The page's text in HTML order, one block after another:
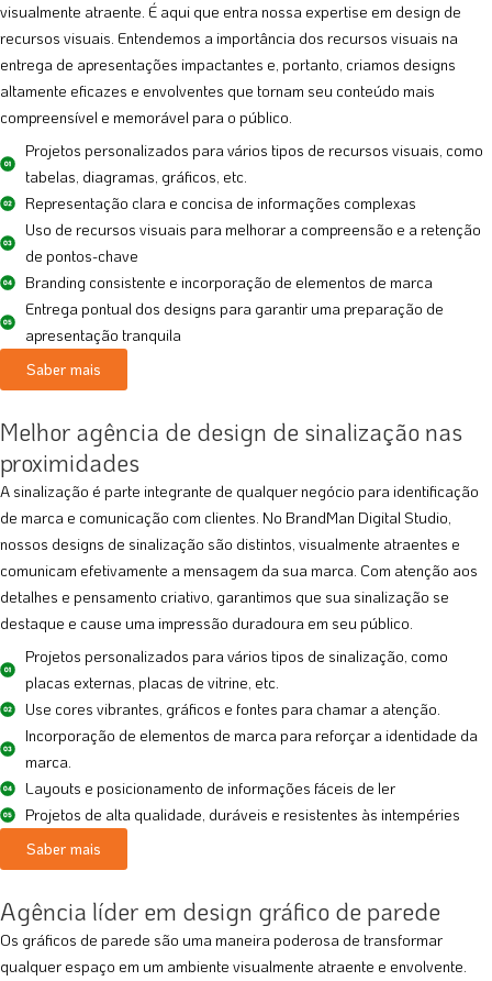
visualmente atraente. É aqui que entra nossa expertise em design de
recursos visuais. Entendemos a importância dos recursos visuais na
entrega de apresentações impactantes e, portanto, criamos designs
altamente eficazes e envolventes que tornam seu conteúdo mais
compreensível e memorável para o público.
Projetos personalizados para vários tipos de recursos visuais, como
tabelas, diagramas, gráficos, etc.
Representação clara e concisa de informações complexas
Uso de recursos visuais para melhorar a compreensão e a retenção
de pontos-chave
Branding consistente e incorporação de elementos de marca
Entrega pontual dos designs para garantir uma preparação de
apresentação tranquila
Saber mais
Melhor agência de design de sinalização nas
proximidades
A sinalização é parte integrante de qualquer negócio para identificação
de marca e comunicação com clientes. No BrandMan Digital Studio,
nossos designs de sinalização são distintos, visualmente atraentes e
comunicam efetivamente a mensagem da sua marca. Com atenção aos
detalhes e pensamento criativo, garantimos que sua sinalização se
destaque e cause uma impressão duradoura em seu público.
Projetos personalizados para vários tipos de sinalização, como
placas externas, placas de vitrine, etc.
Use cores vibrantes, gráficos e fontes para chamar a atenção.
Incorporação de elementos de marca para reforçar a identidade da
marca.
Layouts e posicionamento de informações fáceis de ler
Projetos de alta qualidade, duráveis e resistentes às intempéries
Saber mais
Agência líder em design gráfico de parede
Os gráficos de parede são uma maneira poderosa de transformar
qualquer espaço em um ambiente visualmente atraente e envolvente.